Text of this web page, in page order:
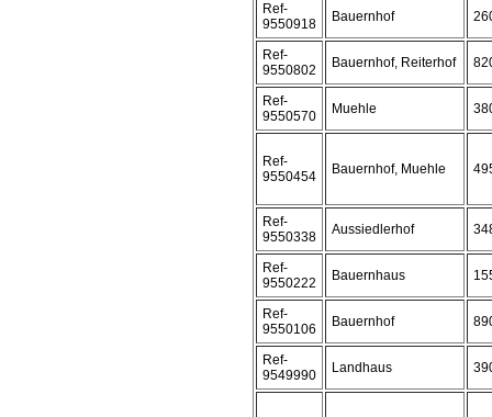
Ref-
9550918
Bauernhof
Ref-
9550802
Bauernhof, Reiterhof
Ref-
9550570
Muehle
Ref-
9550454
Bauernhof, Muehle
Ref-
9550338
Aussiedlerhof
Ref-
9550222
Bauernhaus
Ref-
9550106
Bauernhof
Ref-
9549990
Landhaus